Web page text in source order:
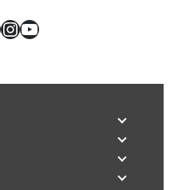
Instagram
YouTube